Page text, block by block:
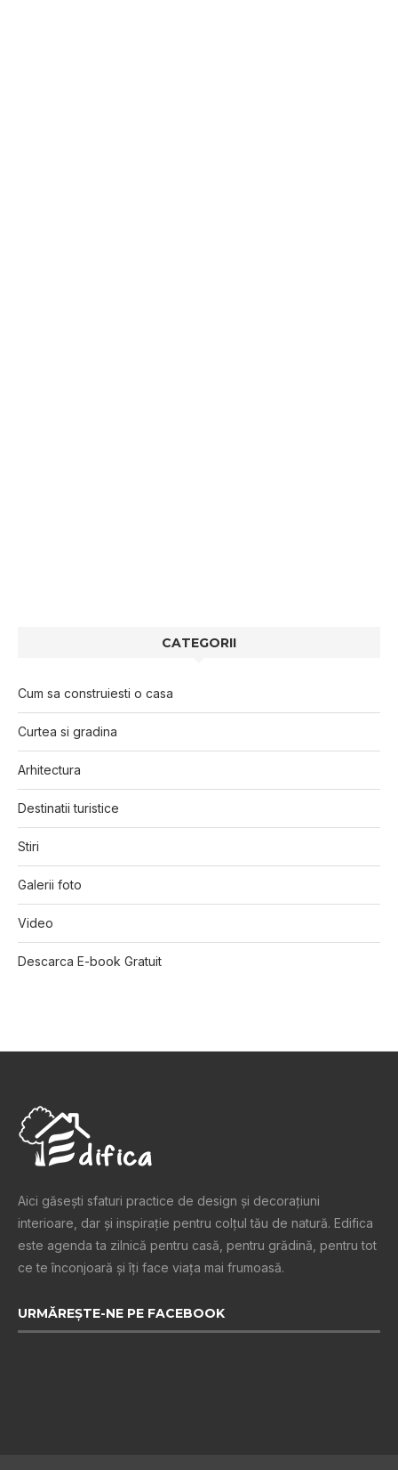
CATEGORII
Cum sa construiesti o casa
Curtea si gradina
Arhitectura
Destinatii turistice
Stiri
Galerii foto
Video
Descarca E-book Gratuit
Aici găsești sfaturi practice de design şi decoraţiuni
interioare, dar și inspiraţie pentru colţul tău de natură. Edifica
este agenda ta zilnică pentru casă, pentru grădină, pentru tot
ce te înconjoară şi îţi face viaţa mai frumoasă.
URMĂREȘTE-NE PE FACEBOOK